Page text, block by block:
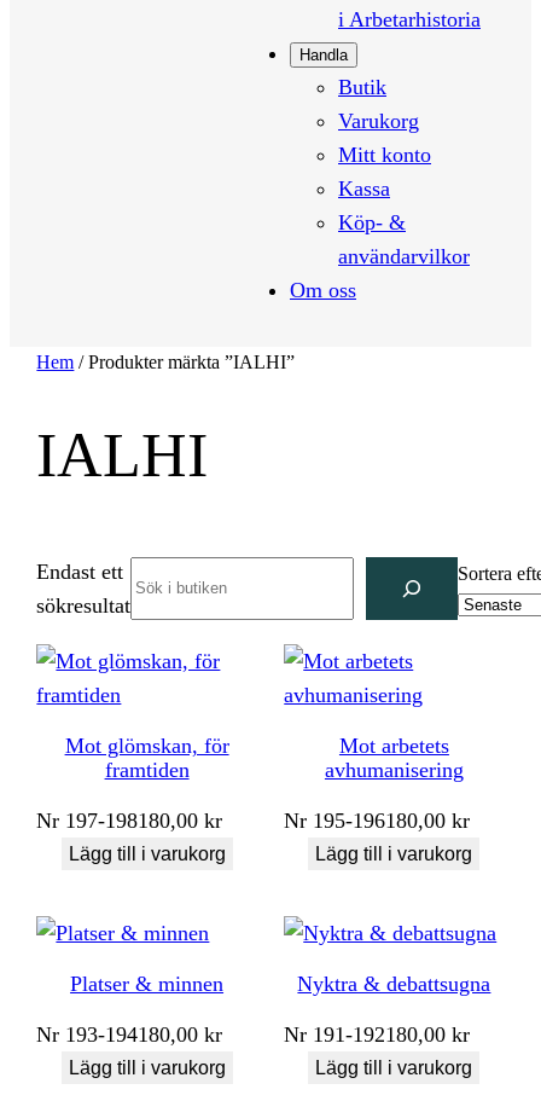
i Arbetarhistoria
Handla
Butik
Varukorg
Mitt konto
Kassa
Köp- &
användarvilkor
Om oss
Hem / Produkter märkta ”IALHI”
IALHI
Endast ett
sökresultat
Sortera
Mot glömskan, för
framtiden
Nr 197-198180,00kr
Lägg till i varukorg
Mot arbetets
avhumanisering
Nr 195-196180,00kr
Lägg till i varukorg
Platser & minnen
Nr 193-194180,00kr
Lägg till i varukorg
Nyktra & debattsugna
Nr 191-192180,00kr
Lägg till i varukorg